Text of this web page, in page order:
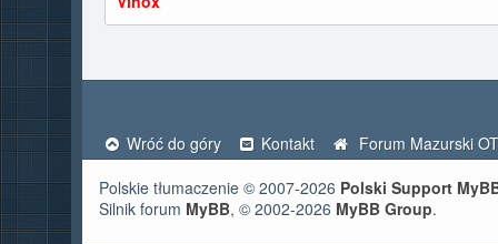
Wróć do góry Kontakt
Forum Mazurski
Polskie tłumaczenie © 2007-2026 Polski Support
Silnik forum MyBB, © 2002-2026 MyBB Group.